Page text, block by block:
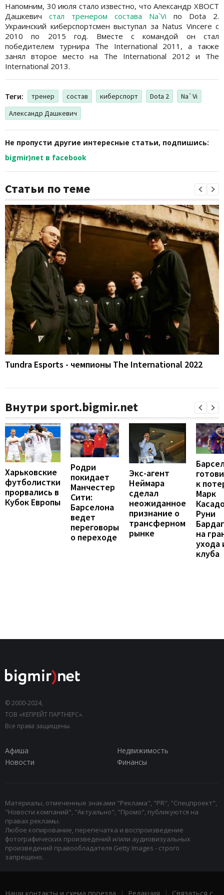
Напомним, 30 июля стало известно, что Александр XBOCT
Дашкевич стал тренером состава Na`Vi по Dota 2.
Украинский киберспортсмен выступал за Natus Vincere c
2010 по 2015 год. Вместе с командой он стал
победителем турнира The International 2011, а также
занял второе место на The International 2012 и The
International 2013.
Теги: тренер состав киберспорт Dota 2
Na`Vi
Александр Дашкевич
Не пропусти другие интересные статьи, подпишись:
bigmir)net в facebook
Статьи по теме
Tundra Esports - чемпионы The International 2022
Внутри sport.bigmir.net
Харьковские
футболистки
прорвались в
Кубок Европы
Родри
покидает
Манчестер
Сити:
Барселона
ведет
переговоры
о переходе
Экс-агент
Неймара
сделал
неожиданное
признание о
трансферном
рынке
к
Марк
Руни
на
ухода
клуба
© 2000-2024,
ТОВ «КЕПРЕЙТ ПАРТНЕРС».
Все права защищены.
Афиша
Недвижимость
Новости
Финансы
Материалы, отмеченные знаками "Реклама", "PR", "Спецпроект",
"Новости компаний", "Актуально", "Промо", публикуются на
правах рекламы.
Любое копирование, перепечатка и воспроизведение
фотографических произведений и/или аудиовизуальных
произведений правообладателя Getty Images - строго
запрещено.